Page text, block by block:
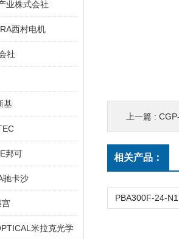
业株式会社
西村电机
社
基
邦可
驰卡沙
宫
米拉克光学
上一篇 : CGP-
相关产品：